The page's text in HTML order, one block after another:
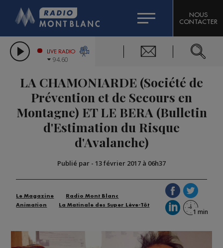
LES CHRONIQUES DE L'EXPERT
CITIZEN MACHINERY
GRAND MASSIF DOMAINES SKIABLES
BIGARD
COMPAGNIE DU MONT-BLANC
NOUS
CONTACTER
LIVE RADIO
94.60
LA CHAMONIARDE (Société de
Prévention et de Secours en
Montagne) ET LE BERA (Bulletin
d'Estimation du Risque
d'Avalanche)
Publié par - 13 février 2017 à 06h37
Le Magazine
Radio Mont Blanc
Animation
La Matinale des Super Lève-Tôt